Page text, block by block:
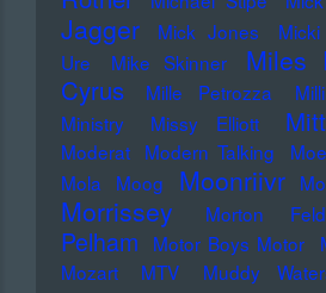
Jagger
Mick Jones
Ure
Mike Skinner Miles
Cyrus
Mille Petrozza
Ministry Missy Elliott
Moderat Modern Talking
Mola
Moog Moonriivr
Morrissey Morton
Pelham
Motor Boys Motor
Mozart
MTV Muddy